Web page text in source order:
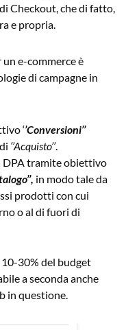
Checkout, che di fatto,
e propria.
e-commerce è
di campagne in
‘’Conversioni’’
‘’Acquisto’’.
DPA tramite obiettivo
in modo tale da
prodotti con cui
o al di fuori di
30% del budget
a seconda anche
in questione.